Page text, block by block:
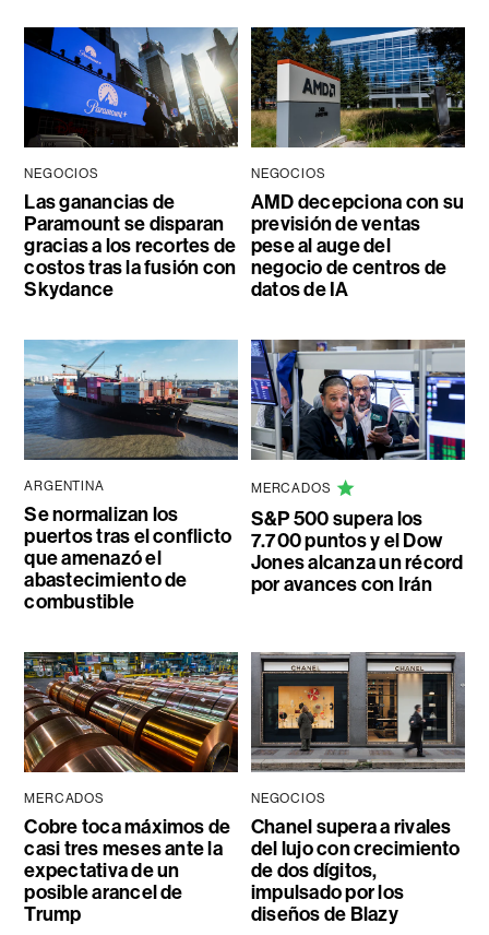
NEGOCIOS
Las ganancias de
Paramount se disparan
gracias a los recortes de
costos tras la fusión con
Skydance
NEGOCIOS
AMD decepciona con su
previsión de ventas
pese al auge del
negocio de centros de
datos de IA
ARGENTINA
Se normalizan los
puertos tras el conflicto
que amenazó el
abastecimiento de
combustible
MERCADOS
S&P 500 supera los
7.700 puntos y el Dow
Jones alcanza un récord
por avances con Irán
MERCADOS
Cobre toca máximos de
casi tres meses ante la
expectativa de un
posible arancel de
Trump
NEGOCIOS
Chanel supera a rivales
del lujo con crecimiento
de dos dígitos,
impulsado por los
diseños de Blazy